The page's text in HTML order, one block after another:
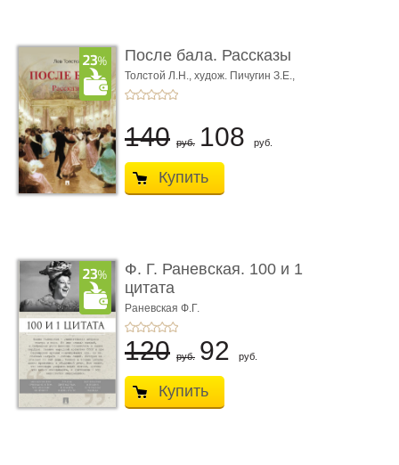
После бала. Рассказы
Толстой Л.Н., худож. Пичугин З.Е.,
худож. Лебедев А.И.,
140 руб. 108 руб.
Купить
Ф. Г. Раневская. 100 и 1
цитата
Раневская Ф.Г.
120 руб. 92 руб.
Купить